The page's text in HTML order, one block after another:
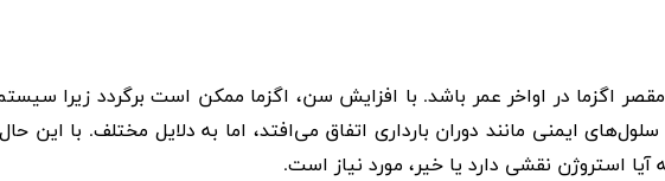
اگزما در اواخر عمر باشد. با افزایش سن، اگزما ممکن است برگردد زیرا
ایمنی مانند دوران بارداری اتفاق می‌افتد، اما به دلایل مختلف. با این
استروژن نقشی دارد یا خیر، مورد نیاز است.